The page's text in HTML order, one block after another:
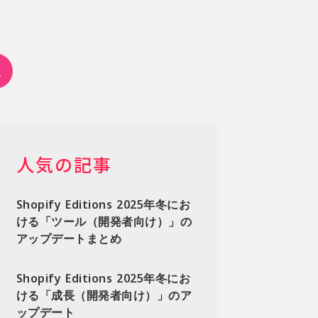
人気の記事
Shopify Editions 2025年冬にお
ける「ツール（開発者向け）」の
アップデートまとめ
Shopify Editions 2025年冬にお
ける「成長（開発者向け）」のア
ップデート